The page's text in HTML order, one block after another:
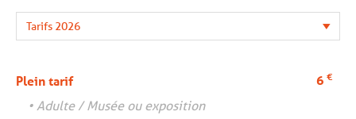
Plein tarif 6 €
• Adulte / Musée ou exposition